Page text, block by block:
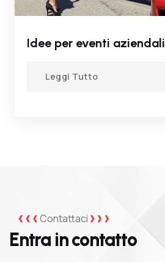
Idee per eventi aziendali
Leggi Tutto
Contattaci
Entra in contatto